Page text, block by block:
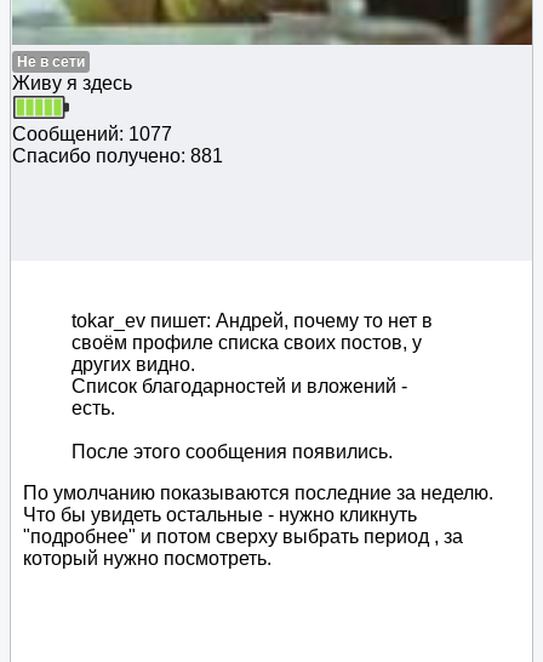
Не в сети
Живу я здесь
Сообщений: 1077
Спасибо получено: 881
tokar_ev пишет: Андрей, почему то нет в
своём профиле списка своих постов, у
других видно.
Список благодарностей и вложений -
есть.
После этого сообщения появились.
По умолчанию показываются последние за неделю.
Что бы увидеть остальные - нужно кликнуть
"подробнее" и потом сверху выбрать период , за
который нужно посмотреть.